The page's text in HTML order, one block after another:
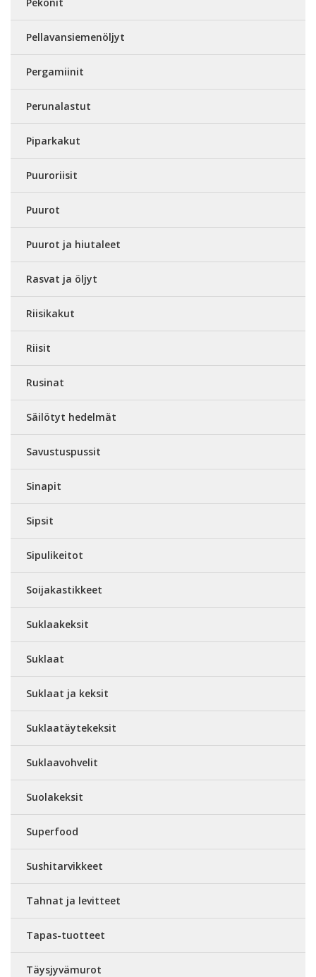
Pellavansiemenöljyt
Pergamiinit
Perunalastut
Piparkakut
Puuroriisit
Puurot
Puurot ja hiutaleet
Rasvat ja öljyt
Riisikakut
Riisit
Rusinat
Säilötyt hedelmät
Savustuspussit
Sinapit
Sipsit
Sipulikeitot
Soijakastikkeet
Suklaakeksit
Suklaat
Suklaat ja keksit
Suklaatäytekeksit
Suklaavohvelit
Suolakeksit
Superfood
Sushitarvikkeet
Tahnat ja levitteet
Tapas-tuotteet
Täysjyvämurot